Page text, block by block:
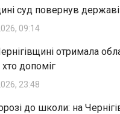
суд повернув державі
09:14
отримала
допоміг
23:48
до школи: на